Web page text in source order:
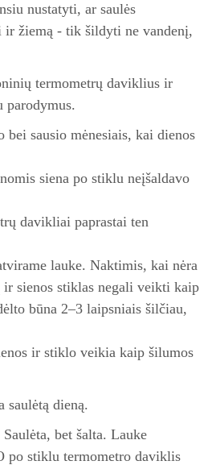
nustatyti, ar saulės
žiemą - tik šildyti ne vandenį,
termometrų daviklius ir
parodymus.
sausio mėnesiais, kai dienos
siena po stiklu neįšaldavo
davikliai paprastai ten
lauke. Naktimis, kai nėra
sienos stiklas negali veikti kaip
būna 2–3 laipsniais šilčiau,
ir stiklo veikia kaip šilumos
saulėtą dieną.
bet šalta. Lauke
po stiklu termometro daviklis